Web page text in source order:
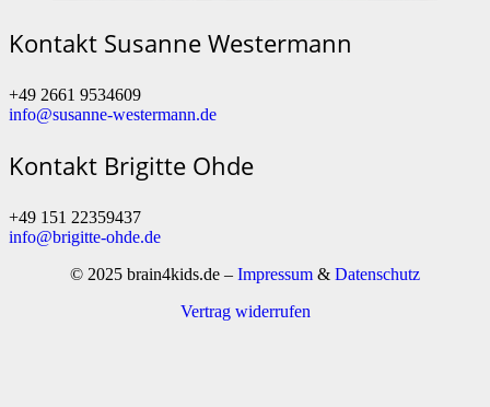
Kontakt Susanne Westermann
+49 2661 9534609
info@susanne-westermann.de
Kontakt Brigitte Ohde
+49 151 22359437
info@brigitte-ohde.de
© 2025 brain4kids.de – Impressum & Datenschutz
Vertrag widerrufen